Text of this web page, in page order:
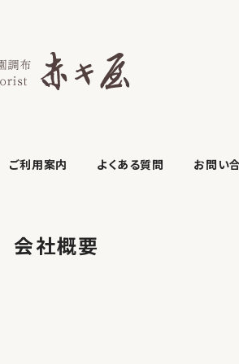
ご利用案内 よくある質問 お問い
会社概要